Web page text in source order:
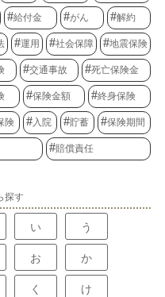
給付金 がん 解約
運用 社会保障 地震保険
交通事故 死亡保険金
保険金額 終身保険
険 入院 貯蓄 保険期間
賠償責任
探す
い う
お か
く け